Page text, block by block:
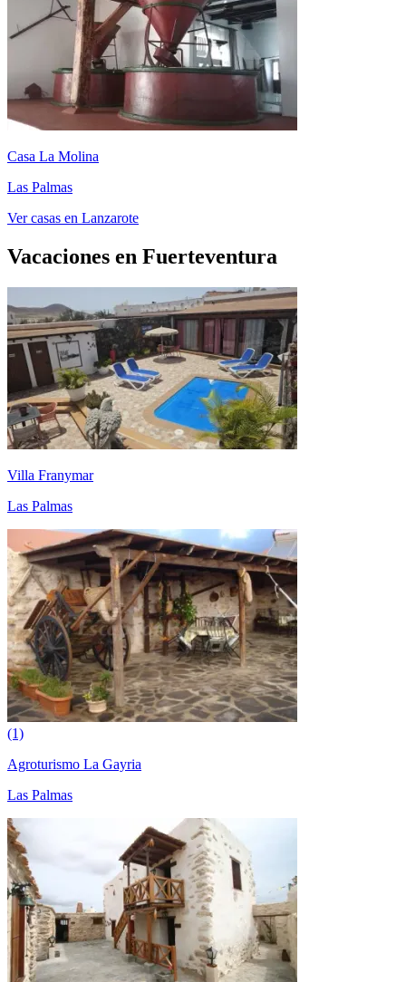
Casa La Molina
Las Palmas
Ver casas en Lanzarote
Vacaciones en Fuerteventura
Villa Franymar
Las Palmas
(1)
Agroturismo La Gayria
Las Palmas